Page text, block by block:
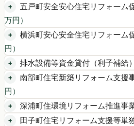
五戸町安全安心住宅リフォーム
万円）
横浜町安心安全住宅リフォーム
円）
排水設備等資金貸付（利子補給）
南部町住宅新築リフォーム支援
円）
深浦町住環境リフォーム推進事
田子町住宅リフォーム支援等単